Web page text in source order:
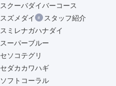
スクーバダイバーコース
スズメダイ
スタッフ紹介
スミレナガハナダイ
スーパーブルー
セソコテグリ
セダカカワハギ
ソフトコーラル